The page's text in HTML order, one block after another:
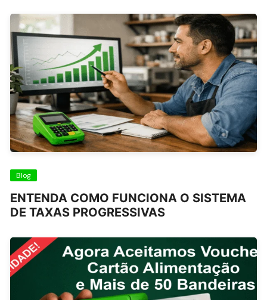
Blog
ENTENDA COMO FUNCIONA O SISTEMA
DE TAXAS PROGRESSIVAS